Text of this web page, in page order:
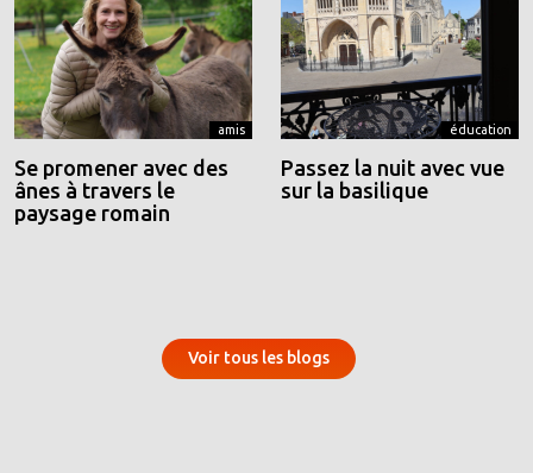
amis
Se promener avec des
ânes à travers le
paysage romain
éducation
Passez la nuit avec vue
sur la basilique
Voir tous les blogs